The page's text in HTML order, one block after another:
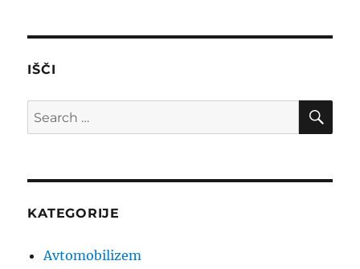
IŠČI
Search
for:
KATEGORIJE
Avtomobilizem